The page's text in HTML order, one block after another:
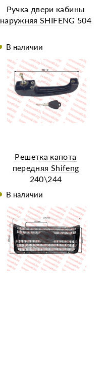
Ручка двери кабины
наружняя SHIFENG 504
В наличии
Решетка капота
передняя Shifeng
240\244
В наличии